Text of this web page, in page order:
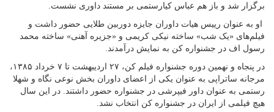
برگزار شد و باز هم عباس کیارستمی بر مستند داوری نشست.
او به عنوان رییس هیات داوران جایزه دوربین طلایی حضور داشت و
فیلم‌های «یک شب» ساخته نیکی کریمی و «جزیره آهنی» ساخته محمد
رسول اف در جشنواره کن به نمایش درآمدند.
در پنجاه و نهمین دوره جشنواره فیلم کن، ۲۷ اردیبهشت تا ۷ خرداد ۱۳۸۵،
مرجانه ساتراپی به عنوان یکی از اعضای داوران بخش نوعی نگاه و شهلا
رستمی به عنوان داور فیپرشی در جشنواره حضور داشتند. در این سال
هیچ فیلمی از ایران در جشنواره کن انتخاب نشد.